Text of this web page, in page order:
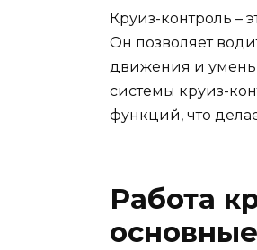
Круиз-контроль –
Он позволяет
движения и
системы круиз-
функций, что
Работа